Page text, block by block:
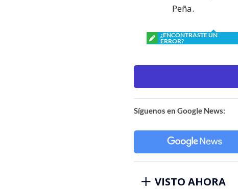
Peña.
¿ENCONTRASTE UN
ERROR?
Síguenos en Google News:
VISTO AHORA